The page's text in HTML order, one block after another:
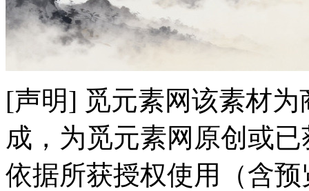
[声明] 觅元素网该素材
成，为觅元素网原创或
依据所获授权使用（含